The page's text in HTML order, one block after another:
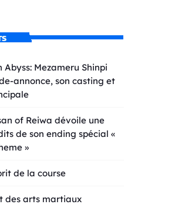
Mezameru Shinpi
annonce, son casting et
of Reiwa dévoile une
de son ending spécial «
»
de la course
des arts martiaux